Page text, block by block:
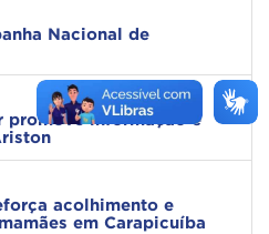
Nacional de
promove informação e
acolhimento e
em Carapicuíba